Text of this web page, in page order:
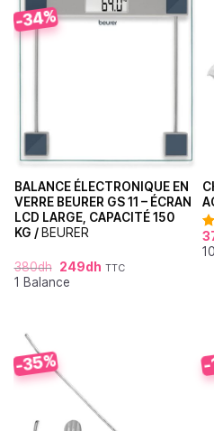
-34%
BALANCE ÉLECTRONIQUE EN
VERRE BEURER GS 11 – ÉCRAN
LCD LARGE, CAPACITÉ 150
KG / BEURER
380dh 249dh TTC
1 Balance
-35% -